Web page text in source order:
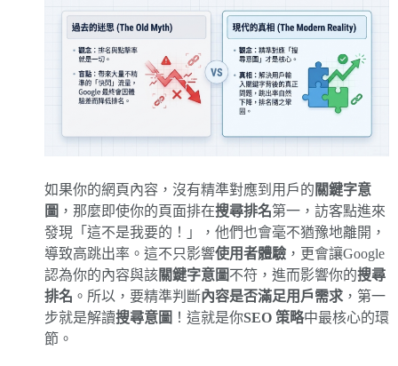
如果你的網頁內容，沒有精準對應到用戶的 關鍵字意
圖 ，那麼即使你的頁面排在搜尋排名第一，訪客點進來
發現「這不是我要的！」，他們也會毫不猶豫地離開，
導致高跳出率。這不只影響使用者體驗 ，更會讓Google
認為你的內容與該關鍵字意圖不符，進而影響你的搜尋
排名 。所以，要精準判斷內容是否滿足用戶需求 ，第一
步就是解讀搜尋意圖 ！這就是你SEO 策略中最核心的環
節。